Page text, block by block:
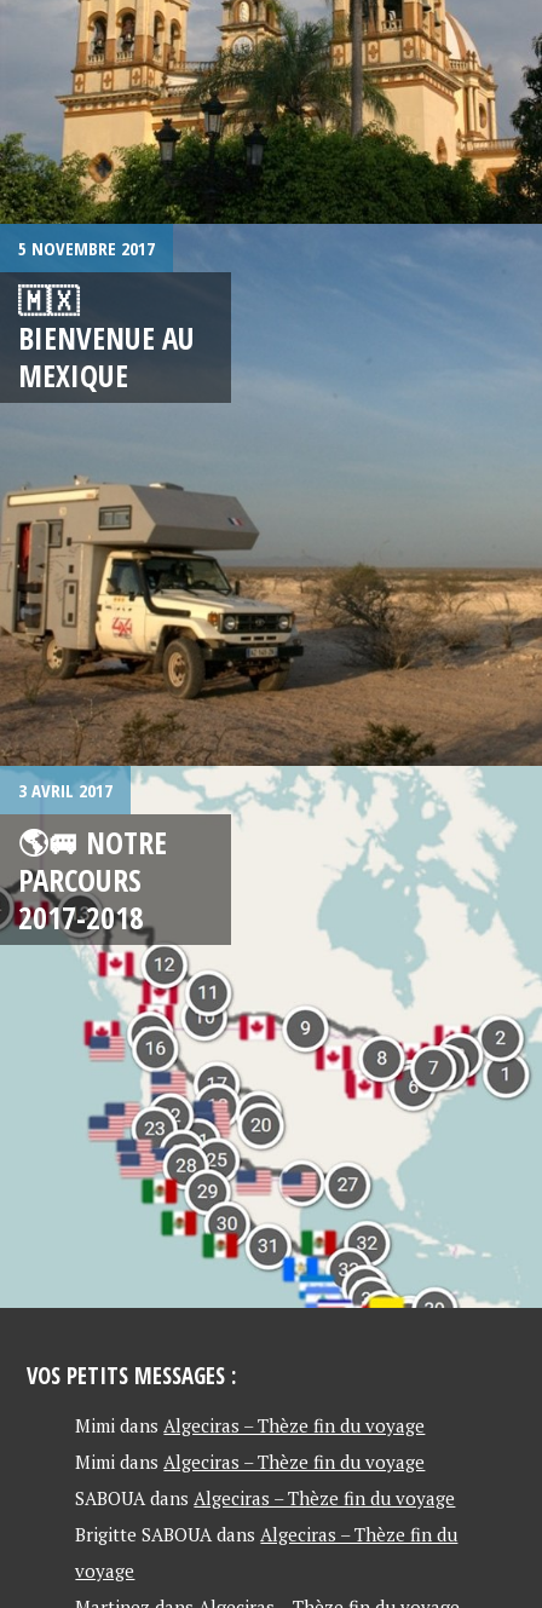
5 NOVEMBRE 2017
🇲🇽
BIENVENUE AU
MEXIQUE
3 AVRIL 2017
🌎🚐 NOTRE
PARCOURS
2017-2018
VOS PETITS MESSAGES :
Mimi dansAlgeciras – Thèze fin du voyage
Mimi dansAlgeciras – Thèze fin du voyage
SABOUAdansAlgeciras – Thèze fin du voyage
Brigitte SABOUAdansAlgeciras – Thèze fin du
voyage